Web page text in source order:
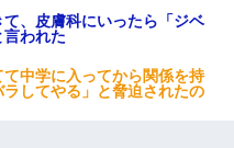
、皮膚科にいったら「ジベ
われた
中学に入ってから関係を持
してやる」と脅迫されたの